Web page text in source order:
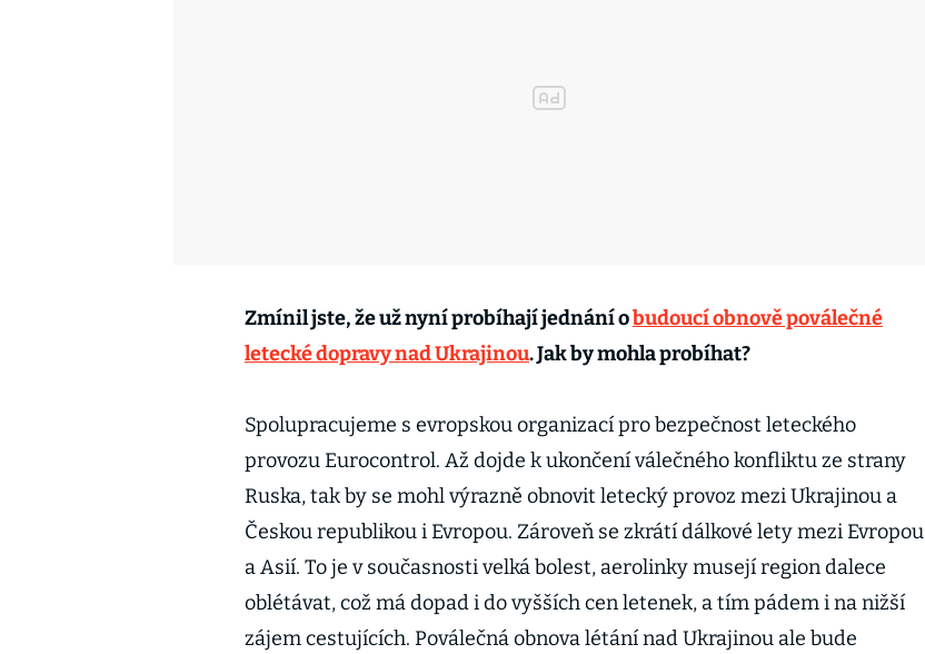
Zmínil jste, že už nyní probíhají jednání obudoucí obnově poválečné
letecké dopravy nad Ukrajinou. Jak by mohla probíhat?
Spolupracujeme s evropskou organizací pro bezpečnost leteckého
provozu Eurocontrol. Až dojde k ukončení válečného konfliktu ze strany
Ruska, tak by se mohl výrazně obnovit letecký provoz mezi Ukrajinou a
Českou republikou i Evropou. Zároveň se zkrátí dálkové lety mezi Evropou
a Asií. To je v současnosti velká bolest, aerolinky musejí region dalece
oblétávat, což má dopad i do vyšších cen letenek, a tím pádem i na nižší
zájem cestujících. Poválečná obnova létání nad Ukrajinou ale bude